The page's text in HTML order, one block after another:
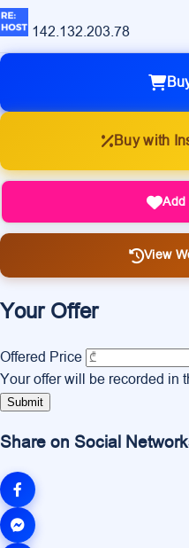
142.132.203.78
Buy with
View
Your Offer
Offered Price
Your offer will be recorded in
Submit
Share on Social